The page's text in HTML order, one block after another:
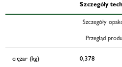
Szczegóły
Szczegóły
Przegląd
ciężar (kg) 0,378